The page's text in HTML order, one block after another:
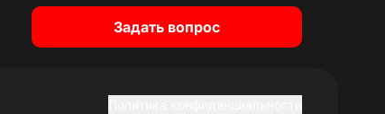
Задать вопрос